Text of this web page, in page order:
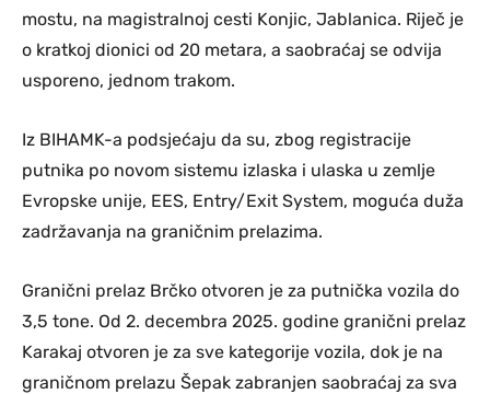
mostu, na magistralnoj cesti Konjic, Jablanica. Riječ je
o kratkoj dionici od 20 metara, a saobraćaj se odvija
usporeno, jednom trakom.
Iz BIHAMK-a podsjećaju da su, zbog registracije
putnika po novom sistemu izlaska i ulaska u zemlje
Evropske unije, EES, Entry/Exit System, moguća duža
zadržavanja na graničnim prelazima.
Granični prelaz Brčko otvoren je za putnička vozila do
3,5 tone. Od 2. decembra 2025. godine granični prelaz
Karakaj otvoren je za sve kategorije vozila, dok je na
graničnom prelazu Šepak zabranjen saobraćaj za sva